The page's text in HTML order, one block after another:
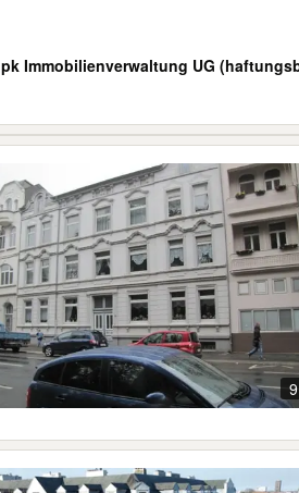
pk Immobilienverwaltung UG
9